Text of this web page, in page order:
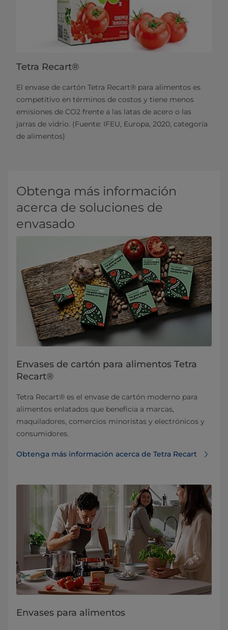
Tetra Recart®
El envase de cartón Tetra Recart® para alimentos es
competitivo en términos de costos y tiene menos
emisiones de CO2 frente a las latas de acero o las
jarras de vidrio. (Fuente: IFEU, Europa, 2020, categoría
de alimentos)
Obtenga más información
acerca de soluciones de
envasado
Envases de cartón para alimentos Tetra
Recart®
Tetra Recart® es el envase de cartón moderno para
alimentos enlatados que beneficia a marcas,
maquiladores, comercios minoristas y electrónicos y
consumidores.
Obtenga más información acerca de Tetra Recart
Envases para alimentos